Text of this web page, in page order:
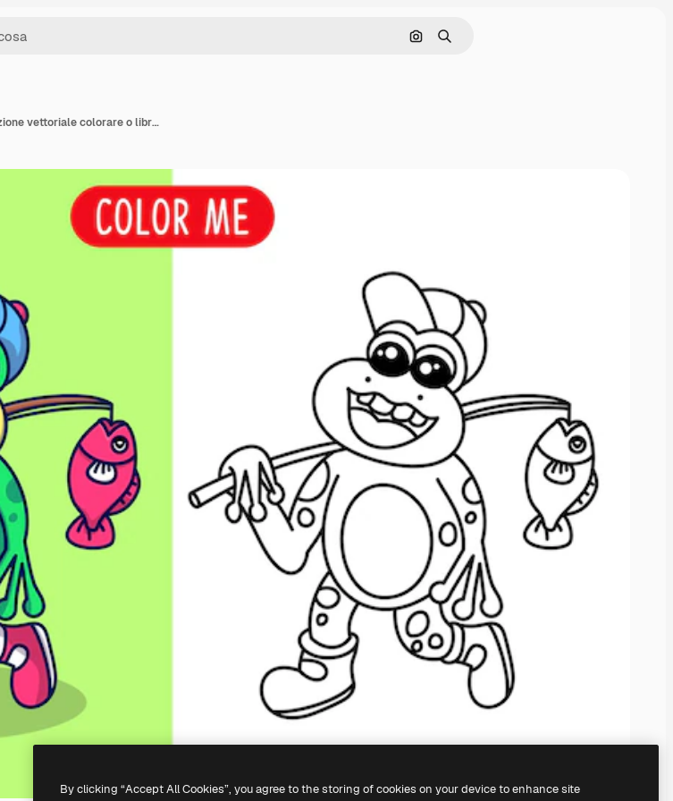
Cerca per immagine
Ricerca
Cartone animato carino rana con pesce illustrazione vettoriale colorare o libro per bambini
By clicking “Accept All Cookies”, you agree to the storing of cookies on your device to enhance site